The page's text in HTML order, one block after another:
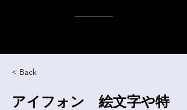
< Back
アイフォン 絵文字や特